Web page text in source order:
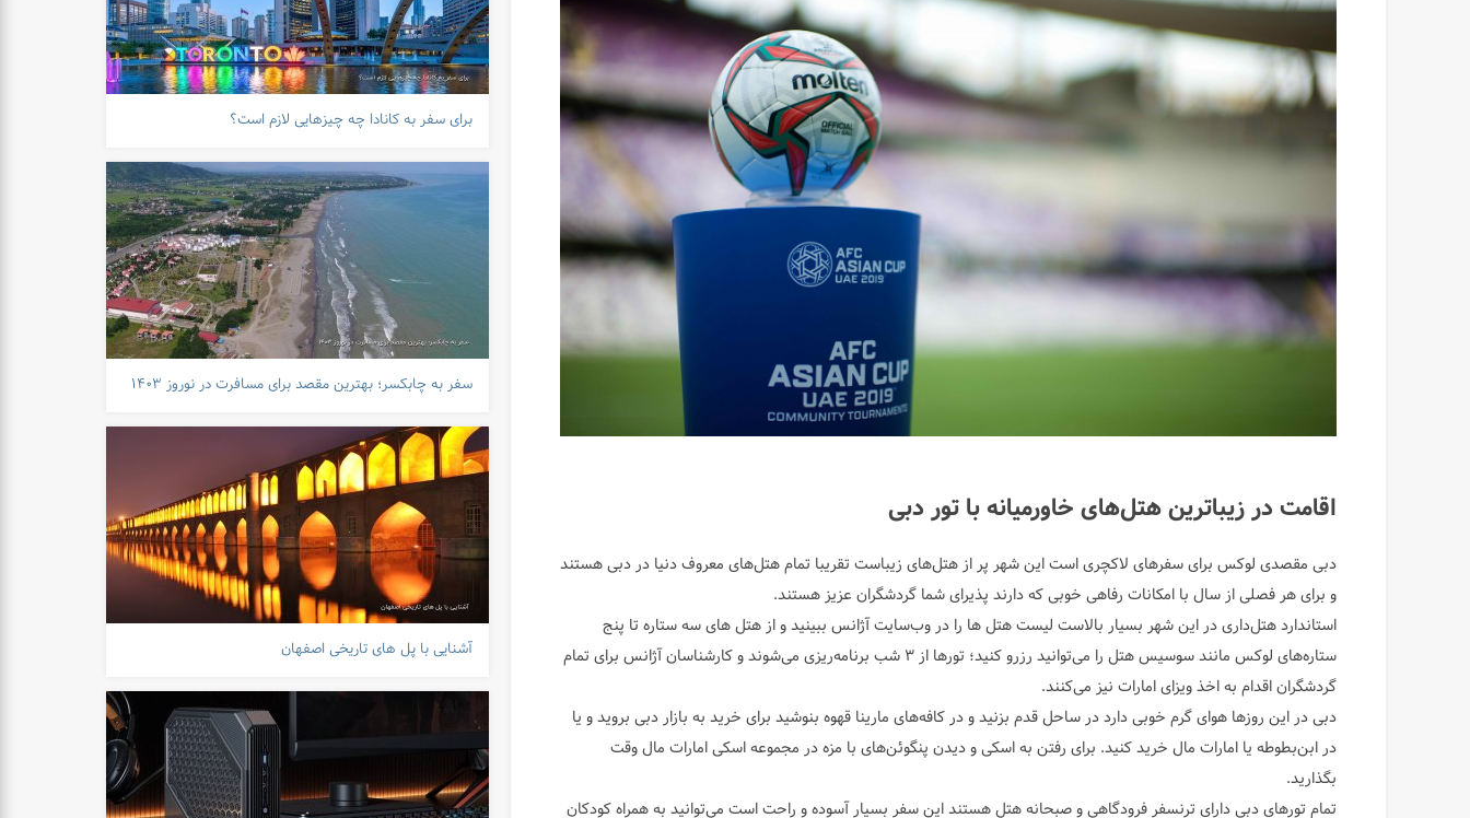
اقامت در زیبا‌ترین هتل‌های خاورمیانه با تور دبی
دبی مقصدی لوکس برای سفر‌های لاکچری است این شهر پر از هتل‌های زیباست تقریبا تمام هتل‌های معروف دنیا در دبی هستند
و برای هر فصلی از سال با امکانات رفاهی خوبی که دارند پذیرای شما گردشگران عزیز هستند.
استاندارد هتل‌داری در این شهر بسیار بالاست لیست هتل ها را در وب‌سایت آژانس ببینید و از هتل های سه ستاره تا پنج
ستاره‌های لوکس مانند سوسیس هتل را می‌توانید رزرو کنید؛ تور‌ها از ۳ شب برنامه‌ریزی می‌شوند و کارشناسان آژانس برای تمام
گردشگران اقدام به اخذ ویزای امارات نیز می‌کنند.
دبی در این روزها هوای گرم خوبی دارد در ساحل قدم بزنید و در کافه‌های مارینا قهوه بنوشید برای خرید به بازار دبی بروید و یا
در ابن‌بطوطه یا امارات مال خرید کنید. برای رفتن به اسکی و دیدن پنگوئن‌های با مزه در مجموعه اسکی امارات مال وقت
بگذارید.
تمام تور‌های دبی دارای ترنسفر فرودگاهی و صبحانه هتل هستند این سفر بسیار آسوده و راحت است می‌توانید به همراه کودکان
برای سفر به کانادا چه چیزهایی لازم است؟
سفر به چابکسر؛ بهترین مقصد برای مسافرت در نوروز ۱۴۰۳
آشنایی با پل های تاریخی اصفهان